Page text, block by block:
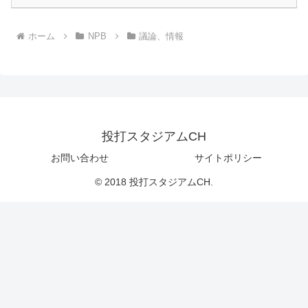
ホーム NPB 議論、情報
投打スタジアムCH
お問い合わせ サイトポリシー
© 2018 投打スタジアムCH.